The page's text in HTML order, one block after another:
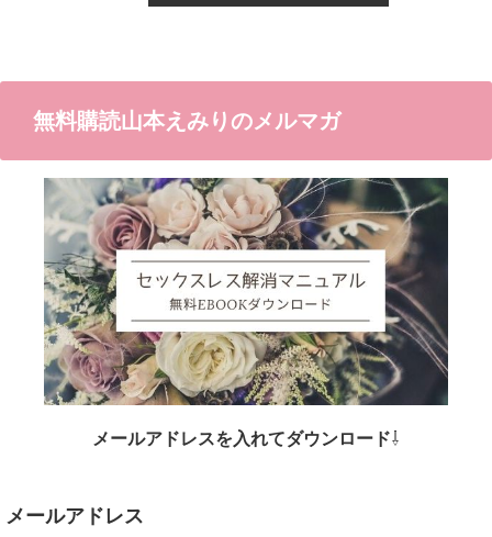
無料購読山本えみりのメルマガ
メールアドレスを入れてダウンロード⇩
メールアドレス